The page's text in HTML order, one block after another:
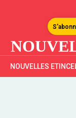
NOUVELLES